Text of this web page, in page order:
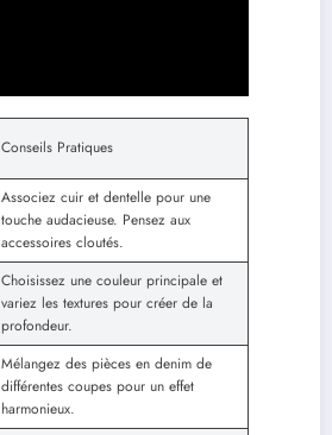
Conseils Pratiques
Associez cuir et dentelle pour une
touche audacieuse. Pensez aux
accessoires cloutés.
Choisissez une couleur principale et
variez les textures pour créer de la
profondeur.
Mélangez des pièces en denim de
différentes coupes pour un effet
harmonieux.